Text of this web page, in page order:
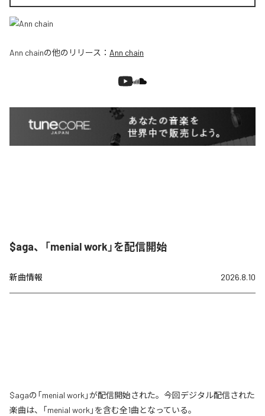
Ann chainの他のリリース： Ann chain
$aga、「menial work」を配信開始
新曲情報 2026.8.10
$agaの「menial work」が配信開始された。今回デジタル配信された
楽曲は、「menial work」を含む全1曲となっている。